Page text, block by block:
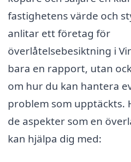
fastighetens värde och
anlitar ett företag för
överlåtelsebesiktning i
bara en rapport, utan
om hur du kan hantera
problem som upptäckts.
de aspekter som en
kan hjälpa dig med: